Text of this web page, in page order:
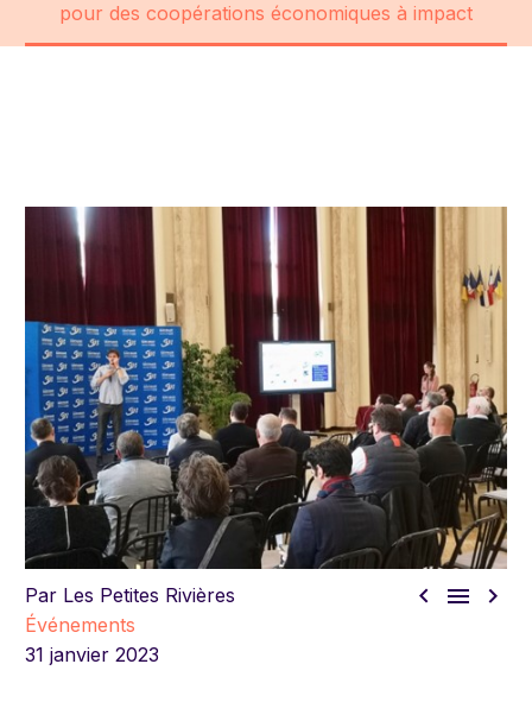
pour des coopérations économiques à impact
  
Par Les Petites Rivières
Événements
31 janvier 2023